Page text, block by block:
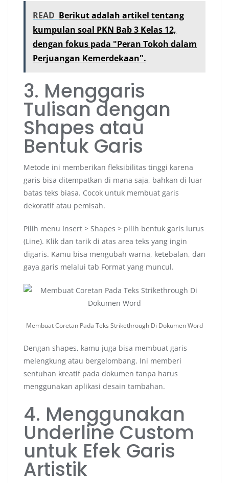
READ Berikut adalah artikel tentang
kumpulan soal PKN Bab 3 Kelas 12,
dengan fokus pada "Peran Tokoh dalam
Perjuangan Kemerdekaan".
3. Menggaris
Tulisan dengan
Shapes atau
Bentuk Garis
Metode ini memberikan fleksibilitas tinggi karena
garis bisa ditempatkan di mana saja, bahkan di luar
batas teks biasa. Cocok untuk membuat garis
dekoratif atau pemisah.
Pilih menu Insert > Shapes > pilih bentuk garis lurus
(Line). Klik dan tarik di atas area teks yang ingin
digaris. Kamu bisa mengubah warna, ketebalan, dan
gaya garis melalui tab Format yang muncul.
Membuat Coretan Pada Teks Strikethrough Di Dokumen Word
Dengan shapes, kamu juga bisa membuat garis
melengkung atau bergelombang. Ini memberi
sentuhan kreatif pada dokumen tanpa harus
menggunakan aplikasi desain tambahan.
4. Menggunakan
Underline Custom
untuk Efek Garis
Artistik